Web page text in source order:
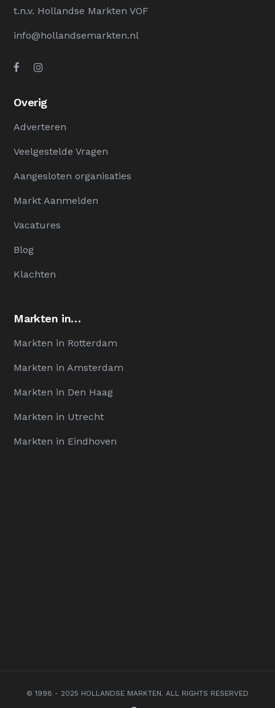
t.n.v. Hollandse Markten VOF
info@hollandsemarkten.nl
Overig
Adverteren
Veelgestelde Vragen
Aangesloten organisaties
Markt Aanmelden
Vacatures
Blog
Klachten
Markten in…
Markten in Rotterdam
Markten in Amsterdam
Markten in Den Haag
Markten in Utrecht
Markten in Eindhoven
© 1998 - 2025 HOLLANDSE MARKTEN. ALL RIGHTS RESERVED